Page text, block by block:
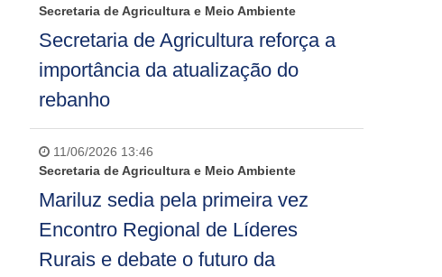
Secretaria de Agricultura e Meio Ambiente
Secretaria de Agricultura reforça a
importância da atualização do
rebanho
11/06/2026 13:46
Secretaria de Agricultura e Meio Ambiente
Mariluz sedia pela primeira vez
Encontro Regional de Líderes
Rurais e debate o futuro da